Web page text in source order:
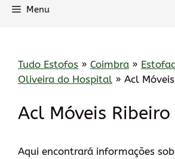
Menu
Tudo Estofos » Coimbra »
Oliveira do Hospital » Acl
Acl Móveis Ribeiro
Aqui encontrará informações